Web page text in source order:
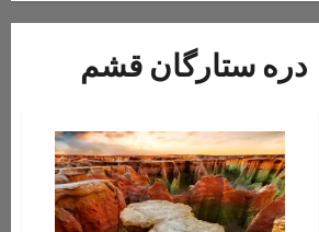
دره ستارگان قشم